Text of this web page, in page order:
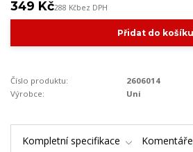
349 Kč288 Kčbez DPH
Přidat do košíku
Číslo produktu:
2606014
Výrobce:
Uni
Kompletní specifikace Komentáře